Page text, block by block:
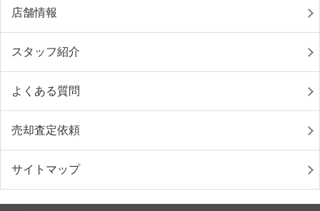
店舗情報
スタッフ紹介
よくある質問
売却査定依頼
サイトマップ